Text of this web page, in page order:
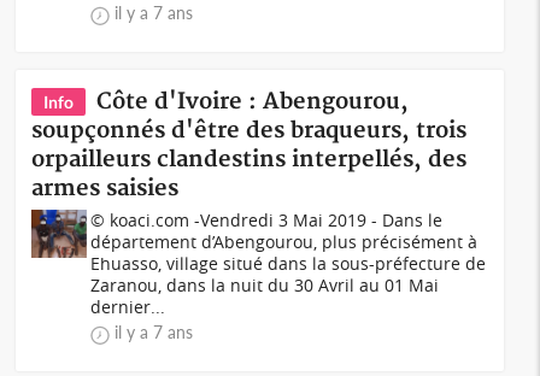
il y a 7 ans
Info
Côte d'Ivoire : Abengourou,
soupçonnés d'être des braqueurs, trois
orpailleurs clandestins interpellés, des
armes saisies
© koaci.com -Vendredi 3 Mai 2019 - Dans le
département d’Abengourou, plus précisément à
Ehuasso, village situé dans la sous-préfecture de
Zaranou, dans la nuit du 30 Avril au 01 Mai
dernier...
il y a 7 ans